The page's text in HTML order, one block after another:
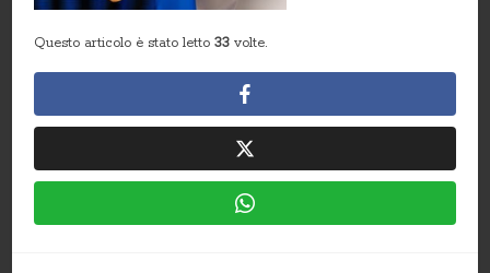
Questo articolo è stato letto33 volte.